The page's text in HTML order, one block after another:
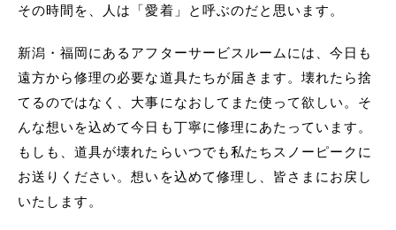
その時間を、人は「愛着」と呼ぶのだと思います。
新潟・福岡にあるアフターサービスルームには、今日も
遠方から修理の必要な道具たちが届きます。壊れたら捨
てるのではなく、大事になおしてまた使って欲しい。そ
んな想いを込めて今日も丁寧に修理にあたっています。
もしも、道具が壊れたらいつでも私たちスノーピークに
お送りください。想いを込めて修理し、皆さまにお戻し
いたします。